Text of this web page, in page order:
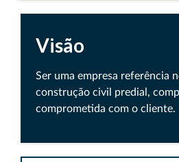
Visão
Ser uma empresa referência
construção civil predial,
comprometida com o cliente.